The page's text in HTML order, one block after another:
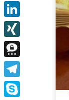
Email
LinkedIn
XING
Threema
Telegram